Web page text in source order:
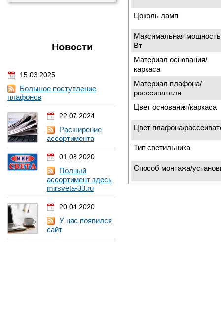
Новости
15.03.2025
Большое поступление
плафонов
22.07.2024
Расширение
ассортимента
01.08.2020
Полный
ассортимент здесь
mirsveta-33.ru
20.04.2020
У нас появился
сайт
Цоколь ламп
Максимальная
Вт
Материал основания/
каркаса
Материал плафона/
рассеивателя
Цвет основания/каркаса
Цвет плафона/
Тип светильника
Способ монтажа/